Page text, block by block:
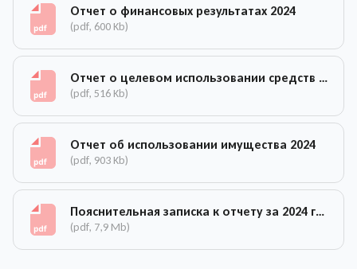
Отчет о финансовых результатах 2024
(pdf, 600 Kb)
Отчет о целевом использовании средств 2024
(pdf, 516 Kb)
Отчет об использовании имущества 2024
(pdf, 903 Kb)
Пояснительная записка к отчету за 2024 год
(pdf, 7,9 Mb)